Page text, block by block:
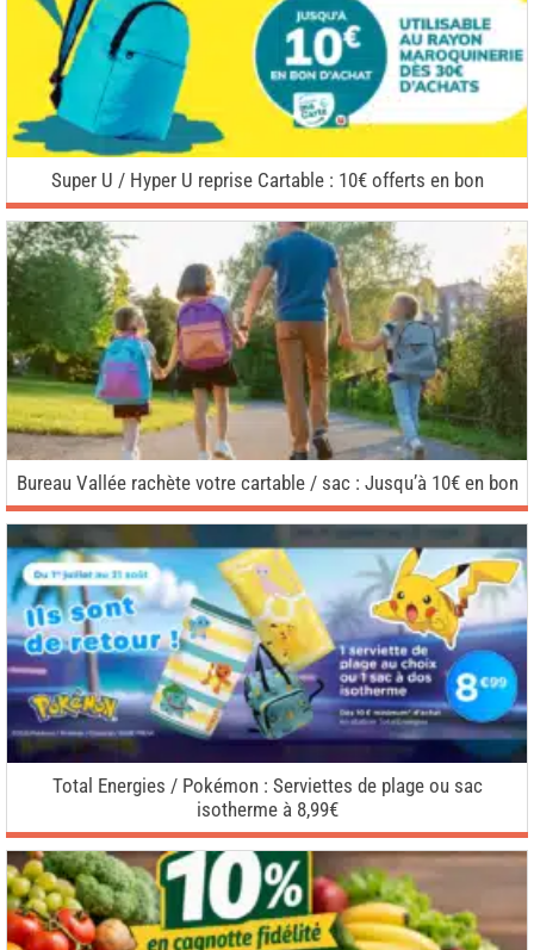
Super U / Hyper U reprise Cartable : 10€ offerts en bon
Bureau Vallée rachète votre cartable / sac : Jusqu’à 10€ en bon
Total Energies / Pokémon : Serviettes de plage ou sac
isotherme à 8,99€